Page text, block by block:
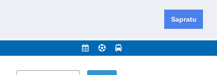
Sapratu
novadu un apkārtējos novadus un pilsētas.